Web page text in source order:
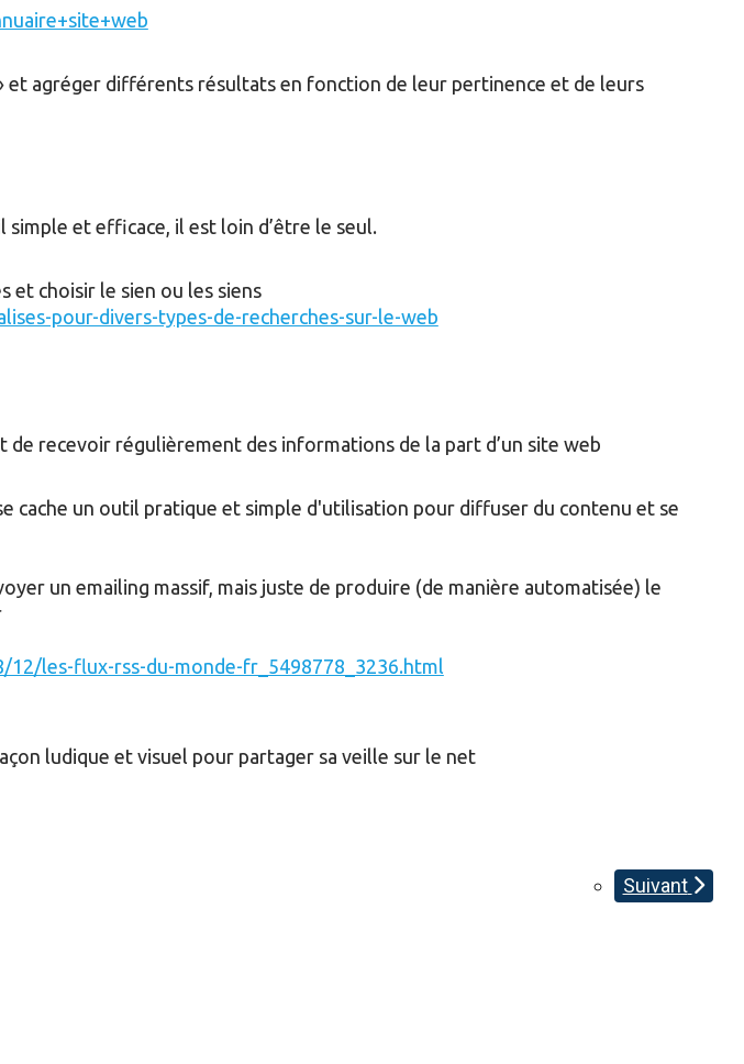
et agréger différents résultats en fonction de leur pertinence et de leurs
et efficace, il est loin d’être le seul.
et choisir le sien ou les siens
pour-divers-types-de-recherches-sur-le-web
recevoir régulièrement des informations de la part d’un site web
cache un outil pratique et simple d'utilisation pour diffuser du contenu et se
un emailing massif, mais juste de produire (de manière automatisée) le
les-flux-rss-du-monde-fr_5498778_3236.html
ludique et visuel pour partager sa veille sur le net
Suivant